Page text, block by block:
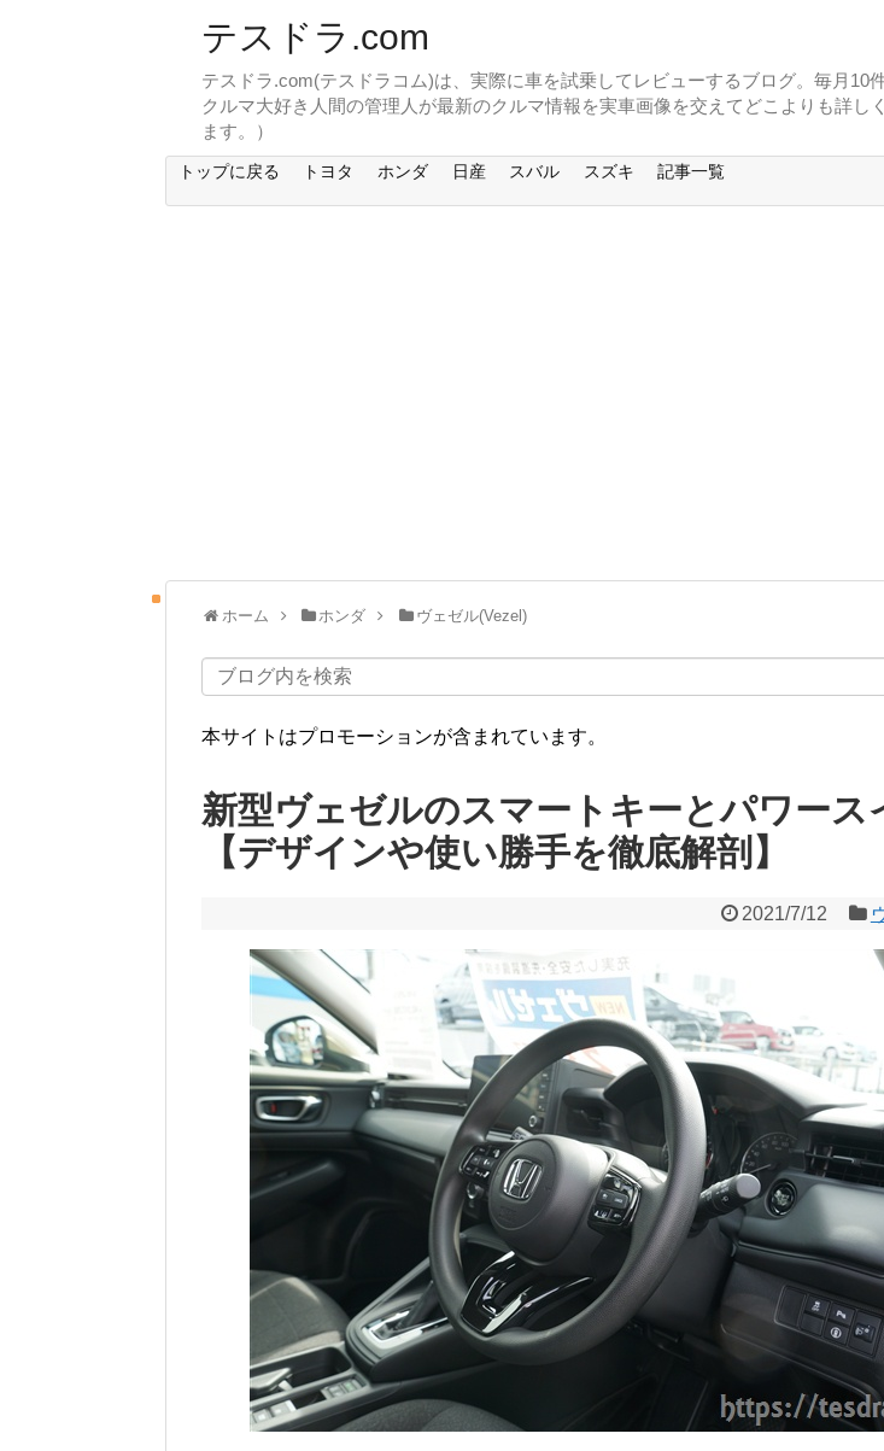
テスドラ.com
テスドラ.com(テスドラコム)は、実際に車を試乗してレビューするブログ。毎月10
クルマ大好き人間の管理人が最新のクルマ情報を実車画像を交えてどこよりも詳
ます。）
トップに戻る トヨタ ホンダ 日産 スバル スズキ 記事一覧
ホーム ホンダ ヴェゼル(Vezel)
本サイトはプロモーションが含まれています。
新型ヴェゼルのスマートキーとパワース
【デザインや使い勝手を徹底解剖】
2021/7/12